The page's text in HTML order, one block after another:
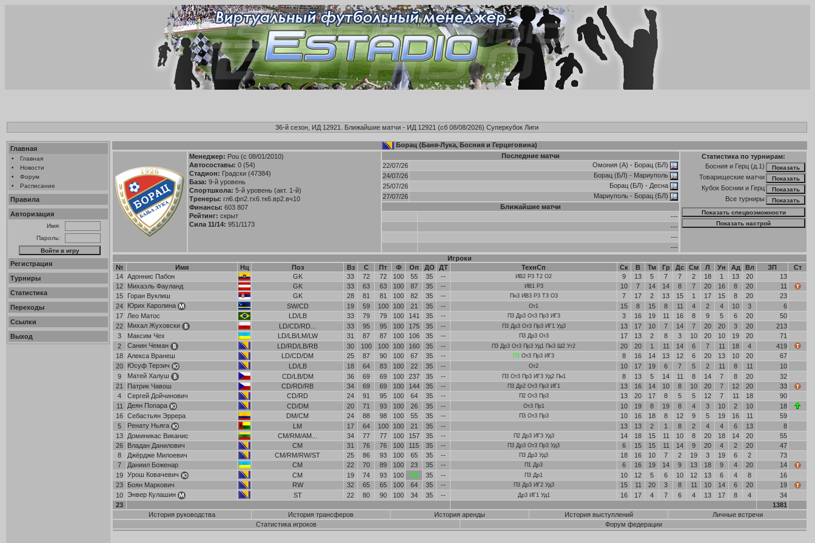
36-й сезон, ИД 12921. Ближайшие матчи - ИД 12921 (сб 08/08/2026) Суперкубок Лиги
Главная
•
Главная
•
Новости
•
Форум
•
Расписание
Правила
Авторизация
Имя:
Пароль:
Регистрация
Турниры
Статистика
Переходы
Ссылки
Выход
Борац (Баня-Лука, Босния и Герцеговина)
Менеджер: Pou (с 08/01/2010)
Автосоставы: 0 (54)
Стадион: Градски (47384)
База: 9-й уровень
Спортшкола: 5-й уровень (акт. 1-й)
Тренеры: гл6.фп2.тх6.тк6.вр2.вч10
Финансы: 603 807
Рейтинг: скрыт
Сила 11/14: 951/1173
Последние матчи
22/07/26
Омония (А) - Борац (БЛ)
24/07/26
Борац (БЛ) - Мариуполь
25/07/26
Борац (БЛ) - Десна
27/07/26
Мариуполь - Борац (БЛ)
Ближайшие матчи
---
---
---
---
Статистика по турнирам:
Босния и Герц (д.1)
Товарищеские матчи
Кубок Боснии и Герц
Все турниры
Игроки
№
Имя Нц Поз Вз С Пт Ф Оп ДО ДТ ТехнСп Ск В Тм Гр Дс См Л Ун Ад Вл ЗП
Ст
14 Адоннис Пабон GK 33 72 72 100 55 35 -- ИВ2 Р3 Т2 О2 9 13 5 7 7 2 18 1 13 20
13
12
Михаэль Фауланд GK 33 63 63 100 87 35 -- ИВ1 Р3 10 7 14 14 8 7 20 16 8 20
11
15
Горан Вуклиш GK 28 81 81 100 82 35 -- Пн3 ИВ3 Р3 Т3 О3 7 17 2 13 15 1 17 15 8 20
23
24
Юрих Каролина SW/CD 19 59 100 100 21 35 -- От1 15 8 15 8 11 4 2 4 10 3
6
17
Лео Матос LD/LB 33 79 79 100 141 35 -- П3 Др3 От3 Пр3 ИГ3 3 16 19 11 16 8 9 5 6 20
50
22
Михал Жуховски LD/CD/RD... 33 95 95 100 175 35 -- П3 Др3 От3 Пр3 ИГ1 Уд3 13 17 10 7 14 7 20 20 3 20
213
3
Максим Чех LD/LB/LM/LW 31 87 87 100 106 35 -- П3 Др3 От3 17 13 2 8 3 10 20 10 19 20
71
2
Санин Чеман LD/RD/LB/RB 30 100 100 100 160 35 -- П3 Др3 От3 Пр3 Уд1 Пн3 Ш2 Уг2 20 20 1 11 14 6 7 11 18 4
419
18 Алекса Вранеш LD/CD/DM 25 87 90 100 67 35 -- П3 От3 Пр3 ИГ3 8 16 14 13 12 6 20 13 10 20
67
20
Юсуф Терзич LD/LB 18 64 83 100 22 35 -- От2 10 17 19 6 7 5 2 11 8 11
10
9
Матей Халуш CD/LB/DM 36 69 69 100 237 35 -- П3 От3 Пр3 ИГ3 Уд2 Пн1 8 13 5 14 11 8 14 7 8 20
32
21
Патрик Чавош CD/RD/RB 34 69 69 100 144 35 -- П3 Др2 От3 Пр3 ИГ1 13 16 14 10 8 10 20 7 12 20
33
4
Сергей Дойчинович CD/RD 24 91 95 100 64 35 -- П2 От3 Пр3 13 20 17 8 5 5 12 7 11 18
90
11
Деян Попара CD/DM 20 71 93 100 26 35 -- От3 Пр1 10 19 8 19 8 4 3 10 2 10
18
16 Себастьян Эррера DM/CM 24 88 98 100 55 35 -- П3 От3 Пр3 10 16 18 8 12 9 5 19 16 11
59
5
Ренату Ньяга LM 17 64 100 100 21 35 -- 13 13 2 1 8 2 4 4 6 13
8
13
Доминикас Виканис CM/RM/AM... 34 77 77 100 157 35 -- П2 Др3 ИГ3 Уд3 14 18 15 11 10 8 20 18 14 20
55
26
Владан Данилович CM 31 76 76 100 115 35 -- П3 Др3 От3 Пр3 Уд3 6 15 15 11 14 9 20 4 2 20
47
8
Джёрдже Милоевич CM/RM/RW/ST 25 86 93 100 65 35 -- П3 Др3 Уд3 18 16 10 7 2 19 3 19 6 2
73
7
Даниил Боженар CM 22 70 89 100 23 35 -- П1 Др3 6 16 19 14 9 13 18 9 4 20
14
19 Урош Ковачевич CM 19 74 93 100 23 35 -- П3 Др1 10 12 5 6 10 12 13 6 4 8
16
23
Боян Маркович RW 32 65 65 100 64 35 -- П3 Др3 ИГ2 Уд3 15 11 20 3 8 11 10 14 6 20
19
10 Энвер Кулашин ST 22 80 90 100 34 35 -- Др3 ИГ1 Уд1 16 17 4 7 6 4 13 17 8 4
34
23
1381
История руководства
История трансферов История аренды История выступлений
Личные встречи
Статистика игроков
Форум федерации